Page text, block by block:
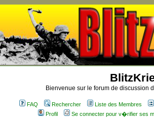
Bienvenue sur le forum de discussion
FAQ Rechercher
Liste des Membres
Profil
Se connecter pour v�rifier ses